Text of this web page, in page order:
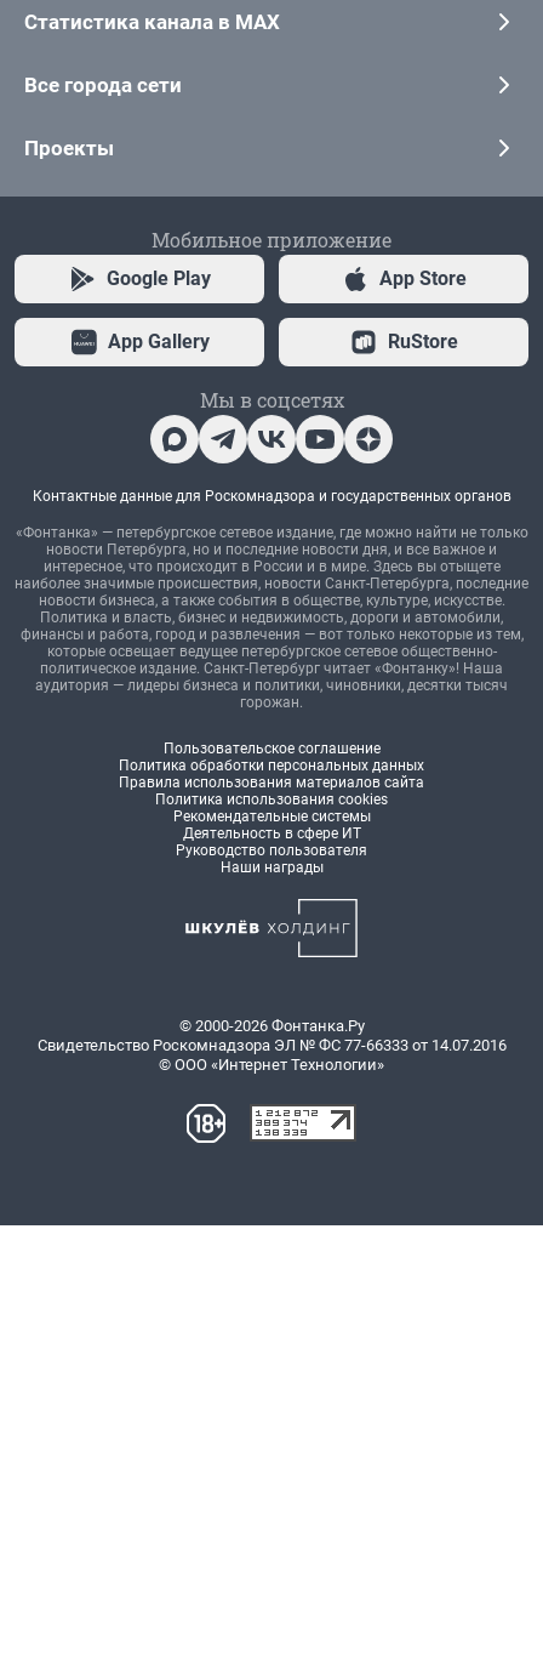
Статистика канала в MAX
Все города сети
Проекты
Мобильное приложение
Google Play App Store
App Gallery RuStore
Мы в соцсетях
Контактные данные для Роскомнадзора и государственных органов
«Фонтанка» — петербургское сетевое издание, где можно найти не только
новости Петербурга, но и последние новости дня, и все важное и
интересное, что происходит в России и в мире. Здесь вы отыщете
наиболее значимые происшествия, новости Санкт-Петербурга, последние
новости бизнеса, а также события в обществе, культуре, искусстве.
Политика и власть, бизнес и недвижимость, дороги и автомобили,
финансы и работа, город и развлечения — вот только некоторые из тем,
которые освещает ведущее петербургское сетевое общественно-
политическое издание. Санкт-Петербург читает «Фонтанку»! Наша
аудитория — лидеры бизнеса и политики, чиновники, десятки тысяч
горожан.
Пользовательское соглашение
Политика обработки персональных данных
Правила использования материалов сайта
Политика использования cookies
Рекомендательные системы
Деятельность в сфере ИТ
Руководство пользователя
Наши награды
© 2000-2026 Фонтанка.Ру
Свидетельство Роскомнадзора ЭЛ № ФС 77-66333 от 14.07.2016
© ООО «Интернет Технологии»